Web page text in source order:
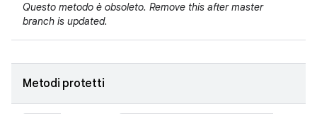
Questo metodo è obsoleto. Remove this after master
branch is updated.
Metodi protetti